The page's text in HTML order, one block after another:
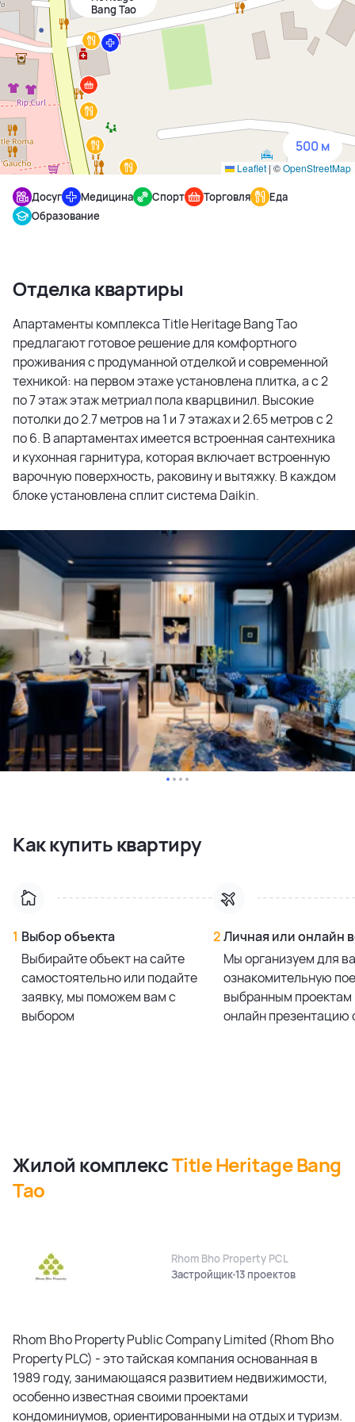
Bang Tao
Leaflet|©OpenStreetMap
500 м
3 км
Досуг Медицина Спорт Торговля
Еда
Образование
Отделка квартиры
Апартаменты комплекса Title Heritage Bang Tao
предлагают готовое решение для комфортного
проживания с продуманной отделкой и современной
техникой: на первом этаже установлена плитка, а с 2
по 7 этаж этаж метриал пола кварцвинил. Высокие
потолки до 2.7 метров на 1 и 7 этажах и 2.65 метров с 2
по 6. В апартаментах имеется встроенная сантехника
и кухонная гарнитура, которая включает встроенную
варочную поверхность, раковину и вытяжку. В каждом
блоке установлена сплит система Daikin.
Как купить квартиру
1 Выбор объекта
Выбирайте объект на сайте
самостоятельно или подайте
заявку, мы поможем вам с
выбором
2Личная или онлайн
Мы организуем для
ознакомительную
выбранным проектам
онлайн презентацию
Жилой комплексTitle Heritage Bang
Tao
Rhom Bho Property PCL
Застройщик13 проектов
Rhom Bho Property Public Company Limited (Rhom Bho
Property PLC) - это тайская компания основанная в
1989 году, занимающаяся развитием недвижимости,
особенно известная своими проектами
кондоминиумов, ориентированными на отдых и туризм.